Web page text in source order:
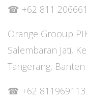
☎ +62 811
Orange Grooup
Salembaran Jati,
Tangerang,
☎ +62